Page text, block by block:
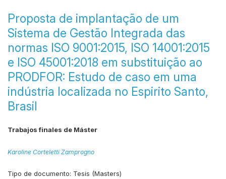
Proposta de implantação de um
Sistema de Gestão Integrada das
normas ISO 9001:2015, ISO 14001:2015
e ISO 45001:2018 em substituição ao
PRODFOR: Estudo de caso em uma
indústria localizada no Espirito Santo,
Brasil
Trabajos finales de Máster
Karoline Corteletti Zamprogno
Tipo de documento: Tesis (Masters)